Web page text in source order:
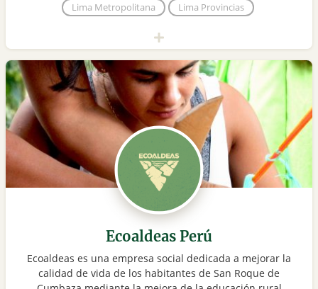
Lima Metropolitana
Lima Provincias
Ecoaldeas Perú
Ecoaldeas es una empresa social dedicada a mejorar la
calidad de vida de los habitantes de San Roque de